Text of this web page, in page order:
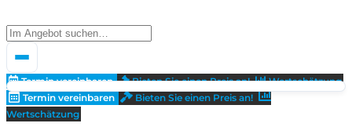
Termin vereinbaren Bieten Sie einen Preis an!
Wertschätzung
Termin vereinbaren
Bieten Sie einen Preis an!
Wertschätzung